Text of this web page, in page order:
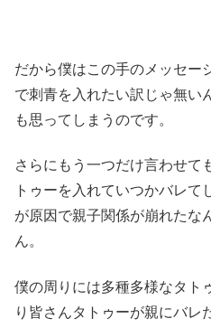
だから僕はこの手のメッセー
で刺青を入れたい訳じゃ無
も思ってしまうのです。
さらにもう一つだけ言わせて
トゥーを入れていつかバレ
が原因で親子関係が崩れたな
ん。
僕の周りには多種多様なタト
り皆さんタトゥーが親にバレ